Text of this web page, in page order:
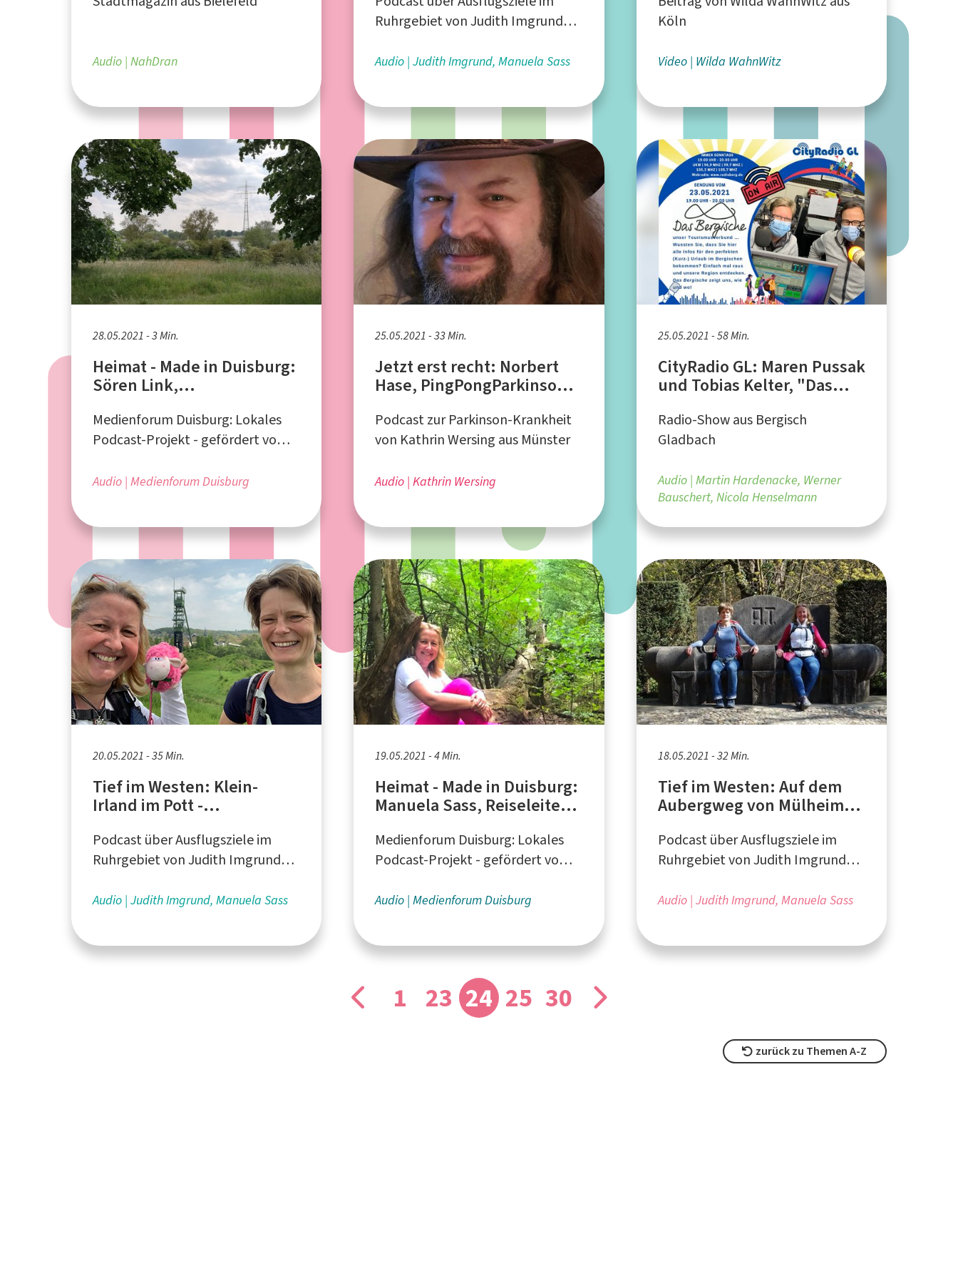
Audio NahDran
Ruhrgebiet von Judith Imgrund
Audio Judith Imgrund, Manuela Sass
Köln
Video Wilda WahnWitz
28.05.2021 - 3 Min.
Heimat - Made in Duisburg:
Sören Link,
Lieblingsorte in Duisburg
Medienforum Duisburg: Lokales
Podcast-Projekt - gefördert vom
Kommunales, Bau und
Audio Medienforum Duisburg
25.05.2021 - 33 Min.
Jetzt erst recht: Norbert
Hase, PingPongParkinson
Podcast zur Parkinson-Krankheit
von Kathrin Wersing aus Münster
Audio Kathrin Wersing
25.05.2021 - 58 Min.
CityRadio GL: Maren Pussak
und Tobias Kelter, "Das
Radio-Show aus Bergisch
Gladbach
Audio Martin Hardenacke, Werner
Bauschert, Nicola Henselmann
20.05.2021 - 35 Min.
Tief im Westen: Klein-
Irland im Pott -
Rauxel
Podcast über Ausflugsziele im
Ruhrgebiet von Judith Imgrund
Audio Judith Imgrund, Manuela Sass
19.05.2021 - 4 Min.
Heimat - Made in Duisburg:
Manuela Sass, Reiseleiterin
Medienforum Duisburg: Lokales
Podcast-Projekt - gefördert vom
Kommunales, Bau und
Audio Medienforum Duisburg
18.05.2021 - 32 Min.
Tief im Westen: Auf dem
Aubergweg von Mülheim-
Podcast über Ausflugsziele im
Ruhrgebiet von Judith Imgrund
Audio Judith Imgrund, Manuela Sass
1 23 24 25 30
zurück zu Themen A-Z